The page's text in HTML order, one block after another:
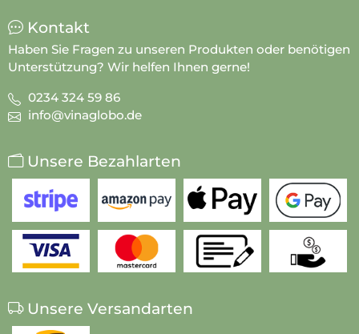
Kontakt
Haben Sie Fragen zu unseren Produkten oder benötigen
Unterstützung? Wir helfen Ihnen gerne!
0234 324 59 86
info@vinaglobo.de
Unsere Bezahlarten
Unsere Versandarten